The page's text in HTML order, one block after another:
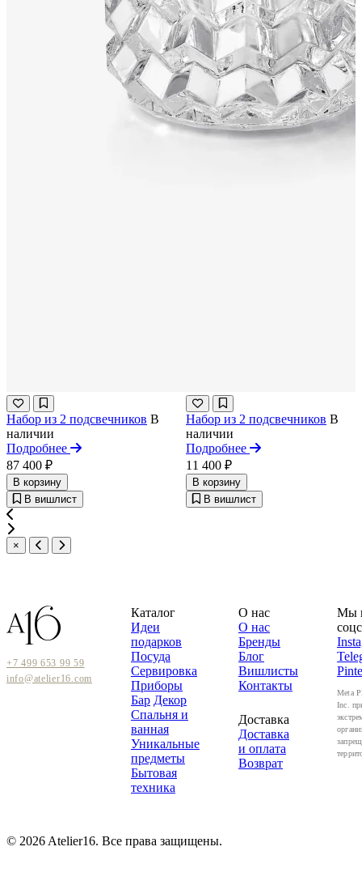
Набор из 2 подсвечников В
наличии
Подробнее
87 400 ₽
В корзину
В вишлист
Набор из 2 подсвечников В
наличии
Подробнее
11 400 ₽
В корзину
В вишлист
×
+7 499 653 99 59
info@atelier16.com
Каталог
Идеи
подарков
Посуда
Сервировка
Приборы
Бар Декор
Спальня и
ванная
Уникальные
предметы
Бытовая
техника
О нас
О нас
Бренды
Блог
Вишлисты
Контакты
Доставка
Доставка
и оплата
Возврат
Мы
Meta
Inc.
© 2026 Atelier16. Все права защищены.